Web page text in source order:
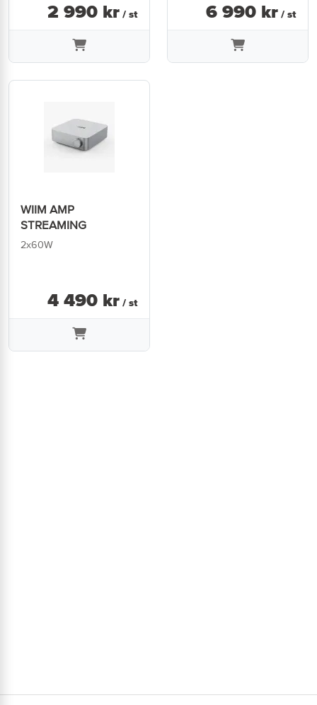
2 990 kr / st 6 990 kr / st
WIIM AMP
STREAMING
2x60W
4 490 kr / st